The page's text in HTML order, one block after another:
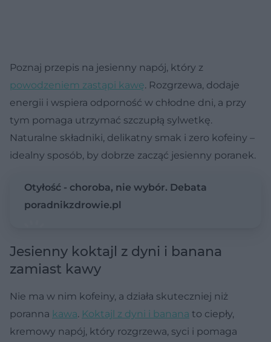
Poznaj przepis na jesienny napój, który z
powodzeniem zastąpi kawę. Rozgrzewa, dodaje
energii i wspiera odporność w chłodne dni, a przy
tym pomaga utrzymać szczupłą sylwetkę.
Naturalne składniki, delikatny smak i zero kofeiny –
idealny sposób, by dobrze zacząć jesienny poranek.
Otyłość - choroba, nie wybór. Debata
poradnikzdrowie.pl
Jesienny koktajl z dyni i banana
zamiast kawy
Nie ma w nim kofeiny, a działa skuteczniej niż
poranna kawa. Koktajl z dyni i banana to ciepły,
kremowy napój, który rozgrzewa, syci i pomaga